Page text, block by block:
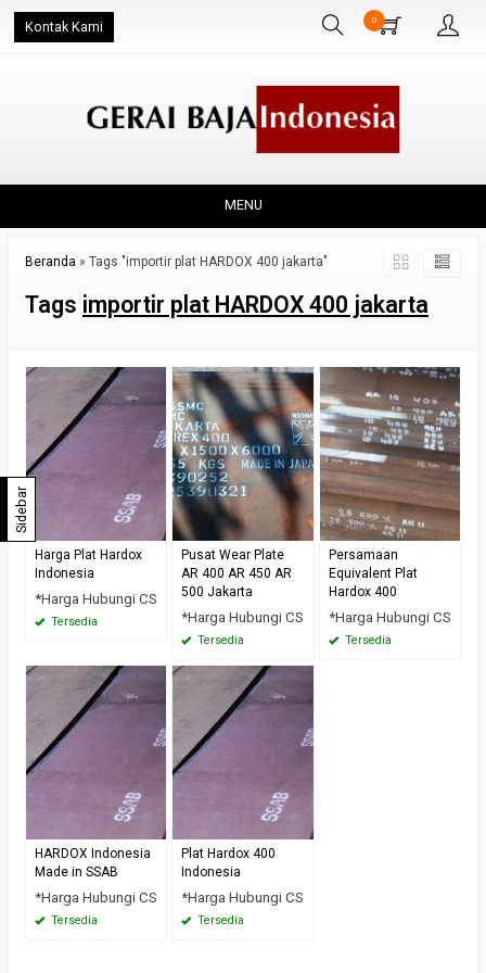
Kontak Kami 0
MENU
Beranda » Tags "importir plat HARDOX 400 jakarta"
Tags importir plat HARDOX 400 jakarta
Harga Plat Hardox
Indonesia
*Harga Hubungi CS
Tersedia
Pusat Wear Plate
AR 400 AR 450 AR
500 Jakarta
*Harga Hubungi CS
Tersedia
Persamaan
Equivalent Plat
Hardox 400
*Harga Hubungi CS
Tersedia
HARDOX Indonesia
Made in SSAB
*Harga Hubungi CS
Tersedia
Plat Hardox 400
Indonesia
*Harga Hubungi CS
Tersedia
Sidebar